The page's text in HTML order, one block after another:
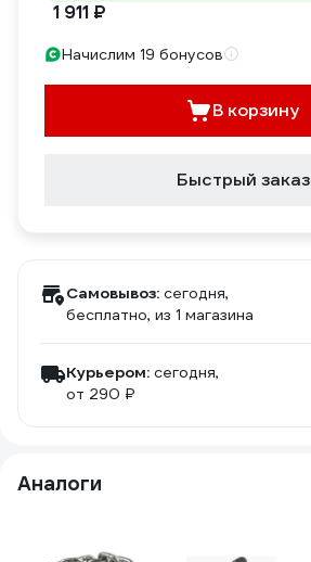
1 911 ₽
Начислим 19 бонусов
В корзину
Быстрый заказ
Самовывоз: сегодня,
бесплатно, из 1 магазина
Курьером: сегодня,
от 290 ₽
Аналоги